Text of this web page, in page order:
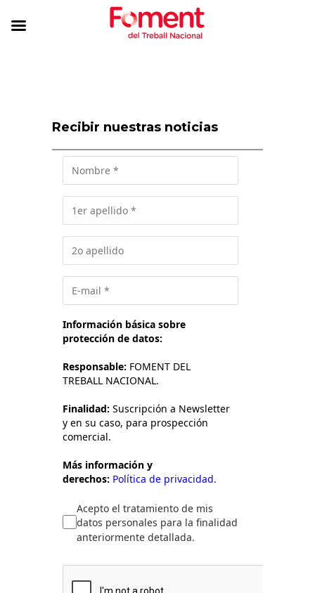
Recibir nuestras noticias
Información básica sobre
protección de datos:
Responsable: FOMENT DEL
TREBALL NACIONAL.
Finalidad: Suscripción a Newsletter
y en su caso, para prospección
comercial.
Más información y
derechos: Política de privacidad.
Acepto el tratamiento de mis
datos personales para la finalidad
anteriormente detallada.